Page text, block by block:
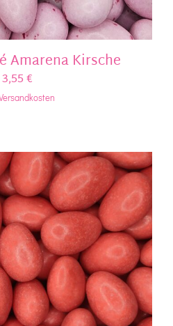
Amarena Kirsche
3,55€